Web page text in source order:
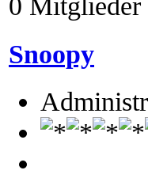
Snoopy